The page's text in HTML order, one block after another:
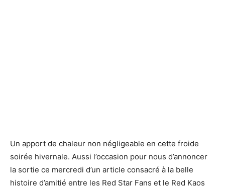
Un apport de chaleur non négligeable en cette froide
soirée hivernale. Aussi l’occasion pour nous d’annoncer
la sortie ce mercredi d’un article consacré à la belle
histoire d’amitié entre les Red Star Fans et le Red Kaos